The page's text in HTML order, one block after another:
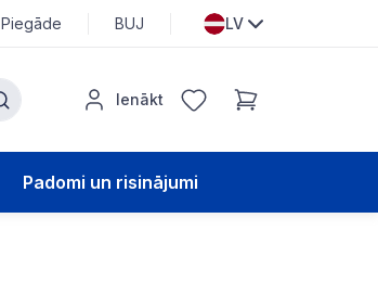
Piegāde BUJ LV
Ienākt
Padomi un risinājumi